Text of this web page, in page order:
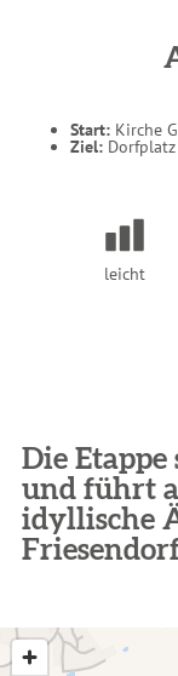
Start: Kirche
Ziel:
leicht
Die
und führt
idyllische